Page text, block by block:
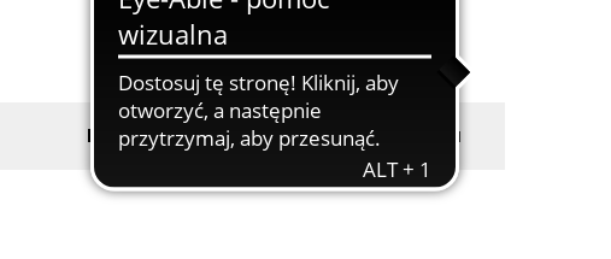
Byli z nami Zgłoś marzyciela